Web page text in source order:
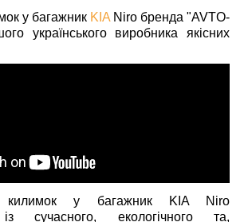
у багажник KIA Niro бренда "AVTO-
українського виробника якісних
килимок у багажник KIA Niro
сучасного, екологічного та,